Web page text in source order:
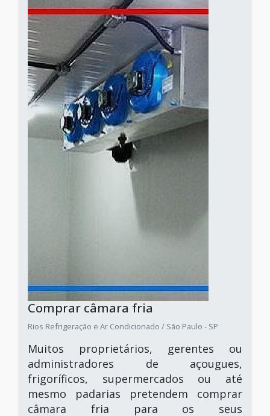
Comprar câmara fria
Rios Refrigeração e Ar Condicionado / São Paulo - SP
Muitos proprietários, gerentes ou
administradores de açougues,
frigoríficos, supermercados ou até
mesmo padarias pretendem comprar
câmara fria para os seus